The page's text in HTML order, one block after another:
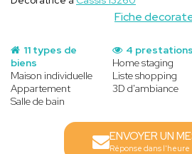
Fiche
11 types de
biens
Maison individuelle
Appartement
Salle de bain
4 prestations
Home staging
Liste shopping
3D d'ambiance
ENVOYER UN
Réponse dans l'heure